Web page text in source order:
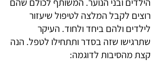
הילדים ובני הנוער. המשותף לכולם שהם
רוצים לקבל המלצה לטיפול שיעזור
לילדים ולהם ביחד ולחוד. העיקר
שתרגישו שזה בסדר ותתחילו לטפל. הנה
קצת מהסיבות לדוגמה: